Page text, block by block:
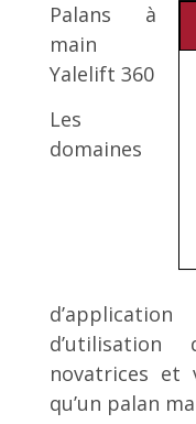
Palans à
main
Yalelift 360
Les
domaines
novatrices et
qu’un palan